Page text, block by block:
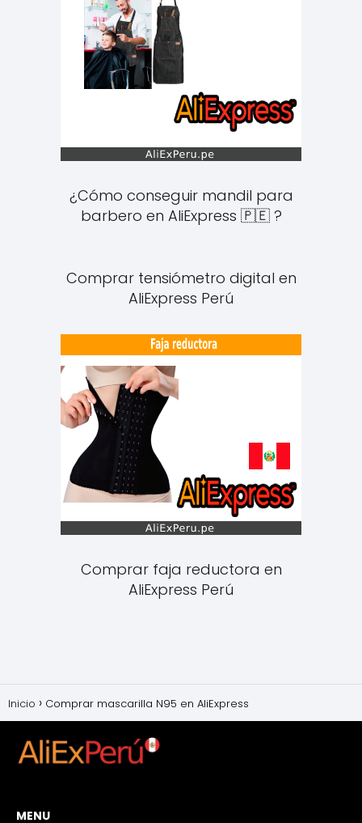
¿Cómo conseguir mandil para
barbero en AliExpress 🇵🇪 ?
Comprar tensiómetro digital en
AliExpress Perú
Comprar faja reductora en
AliExpress Perú
Inicio Comprar mascarilla N95 en AliExpress
MENU